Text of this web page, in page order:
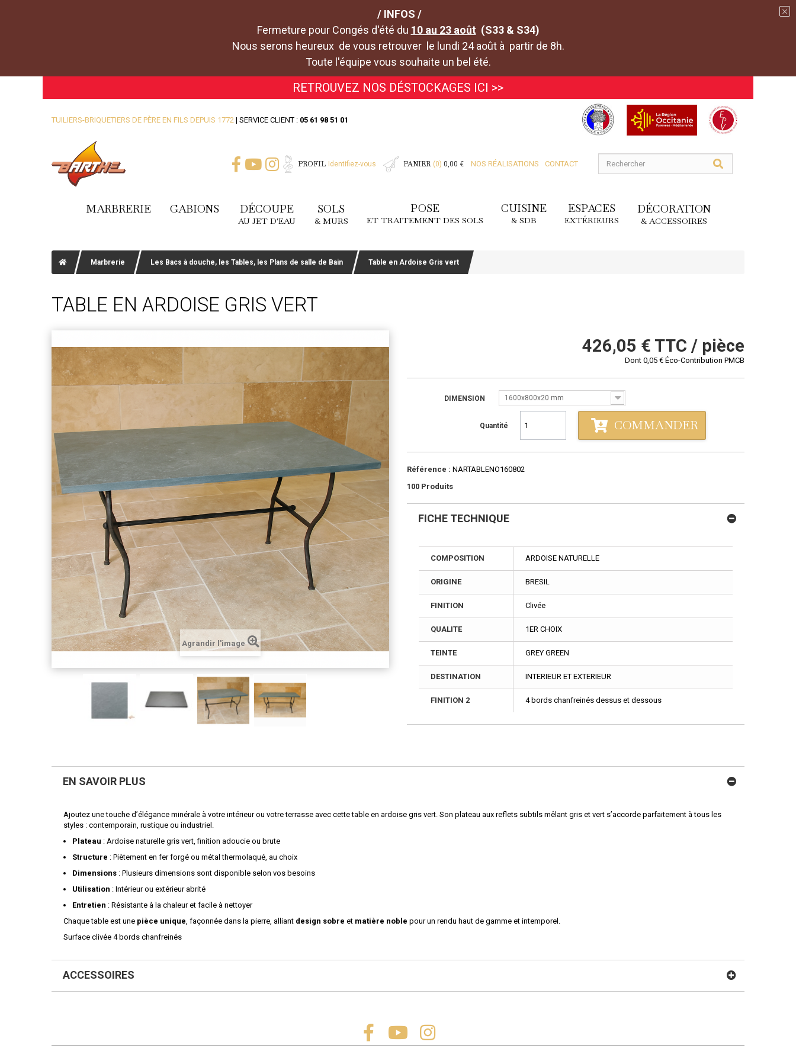
/ INFOS /
Fermeture pour Congés d'été du 10 au 23 août (S33 & S34)
Nous serons heureux de vous retrouver le lundi 24 août à partir de 8h.
Toute l'équipe vous souhaite un bel été.
RETROUVEZ NOS DÉSTOCKAGES ICI >>
TUILIERS-BRIQUETIERS DE PÈRE EN FILS DEPUIS 1772 | SERVICE CLIENT : 05 61 98 51 01
PROFIL Identifiez-vous PANIER (0) 0,00 € NOS RÉALISATIONS CONTACT
MARBRERIE GABIONS DÉCOUPE
AU JET D'EAU
SOLS
& MURS
POSE
ET TRAITEMENT DES SOLS
CUISINE
& SDB
ESPACES
EXTÉRIEURS
DÉCORATION
& ACCESSOIRES
Marbrerie Les Bacs à douche, les Tables, les Plans de salle de Bain Table en Ardoise Gris vert
TABLE EN ARDOISE GRIS VERT
Agrandir l'image
426,05 € TTC / pièce
Dont 0,05 € Éco-Contribution PMCB
DIMENSION 1600x800x20 mm
Quantité COMMANDER
Référence : NARTABLENO160802
100 Produits
FICHE TECHNIQUE
COMPOSITION ARDOISE NATURELLE
ORIGINE BRESIL
FINITION Clivée
QUALITE 1ER CHOIX
TEINTE GREY GREEN
DESTINATION INTERIEUR ET EXTERIEUR
FINITION 2 4 bords chanfreinés dessus et dessous
EN SAVOIR PLUS
Ajoutez une touche d’élégance minérale à votre intérieur ou votre terrasse avec cette table en ardoise gris vert. Son plateau aux reflets subtils mêlant gris et vert s’accorde parfaitement à tous les
styles : contemporain, rustique ou industriel.
Plateau : Ardoise naturelle gris vert, finition adoucie ou brute
Structure : Piètement en fer forgé ou métal thermolaqué, au choix
Dimensions : Plusieurs dimensions sont disponible selon vos besoins
Utilisation : Intérieur ou extérieur abrité
Entretien : Résistante à la chaleur et facile à nettoyer
Chaque table est une pièce unique, façonnée dans la pierre, alliant design sobre et matière noble pour un rendu haut de gamme et intemporel.
Surface clivée 4 bords chanfreinés
ACCESSOIRES